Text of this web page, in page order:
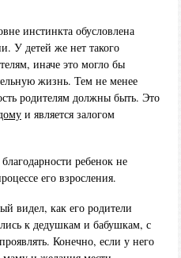
инстинкта обусловлена
У детей же нет такого
иначе это могло бы
жизнь. Тем не менее
родителям должны быть. Это
и является залогом
ребенок не
его взросления.
видел, как его родители
к дедушкам и бабушкам, с
Конечно, если у него